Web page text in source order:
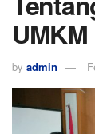
UMKM
by admin